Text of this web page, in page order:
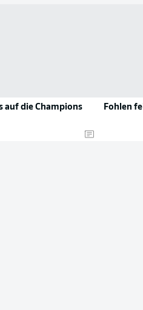
auf die Champions
Fohlen